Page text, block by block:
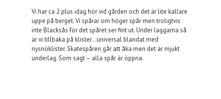
Vi har ca 2 plus idag hör vid gården och det är lite kallare
uppe på berget. Vi spårar om höger spår men troligtvis
inte Blacksås för det spåret ser fint ut. Under laggarna så
är vi tillbaka på klister…universal blandat med
nysnöklister. Skatespåren går att åka men det är mjukt
underlag. Som sagt – alla spår är öppna.